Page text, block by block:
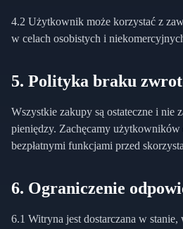
4.2 Użytkownik może korzystać z
w celach osobistych i
5. Polityka braku
Wszystkie zakupy są ostateczne i nie
pieniędzy. Zachęcamy użytkowników
bezpłatnymi funkcjami przed
6. Ograniczenie
6.1 Witryna jest dostarczana w